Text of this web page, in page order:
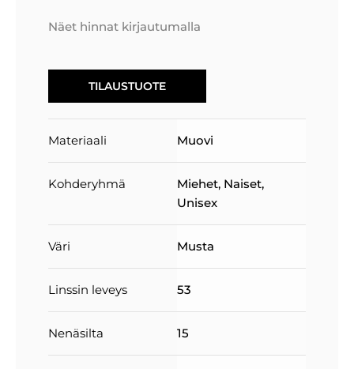
Näet hinnat kirjautumalla
TILAUSTUOTE
Materiaali Muovi
Kohderyhmä Miehet, Naiset,
Unisex
Väri Musta
Linssin leveys 53
Nenäsilta 15